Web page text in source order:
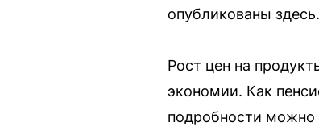
опубликованы здесь.
Рост цен на
экономии. Как
подробности можно